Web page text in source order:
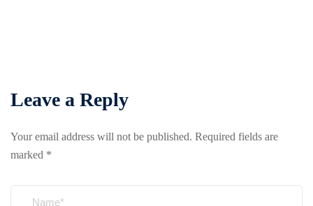
Leave a Reply
Your email address will not be published. Required fields are
marked *